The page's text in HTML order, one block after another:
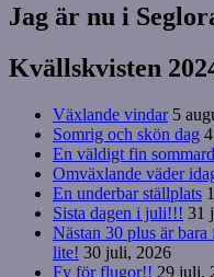
Jag är nu i
Kvällskvisten
Växlande vindar 5
Somrig och skön dag
En väldigt fin
Omväxlande väder
En underbar ställplats
Sista dagen i juli!!! 31
Nästan 30 plus är
lite! 30 juli, 2026
Fy för flugor!! 29 juli,